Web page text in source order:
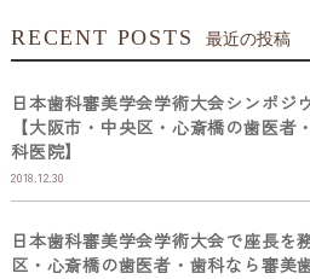
RECENT POSTS 最近の投稿
日本歯科審美学会学術大会シンポ
【大阪市・中央区・心斎橋の歯医
科医院】
2018.12.30
日本歯科審美学会学術大会で座長
区・心斎橋の歯医者・歯科なら審美